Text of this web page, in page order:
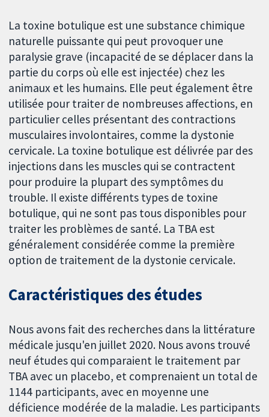
La toxine botulique est une substance chimique
naturelle puissante qui peut provoquer une
paralysie grave (incapacité de se déplacer dans la
partie du corps où elle est injectée) chez les
animaux et les humains. Elle peut également être
utilisée pour traiter de nombreuses affections, en
particulier celles présentant des contractions
musculaires involontaires, comme la dystonie
cervicale. La toxine botulique est délivrée par des
injections dans les muscles qui se contractent
pour produire la plupart des symptômes du
trouble. Il existe différents types de toxine
botulique, qui ne sont pas tous disponibles pour
traiter les problèmes de santé. La TBA est
généralement considérée comme la première
option de traitement de la dystonie cervicale.
Caractéristiques des études
Nous avons fait des recherches dans la littérature
médicale jusqu'en juillet 2020. Nous avons trouvé
neuf études qui comparaient le traitement par
TBA avec un placebo, et comprenaient un total de
1144 participants, avec en moyenne une
déficience modérée de la maladie. Les participants